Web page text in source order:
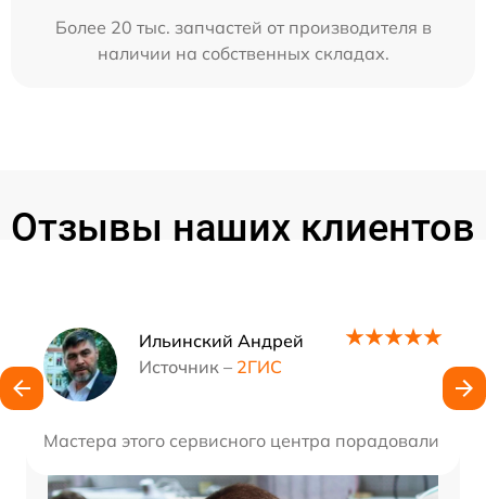
Более 20 тыс. запчастей от производителя в
наличии на собственных складах.
Отзывы наших клиентов
Ильинский Андрей
Источник – 2ГИС
Мастера этого сервисного центра порадовали
Наши мастера